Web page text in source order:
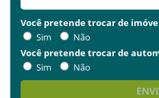
Você pretende trocar de
Sim
Não
Você pretende trocar de
Sim
Não